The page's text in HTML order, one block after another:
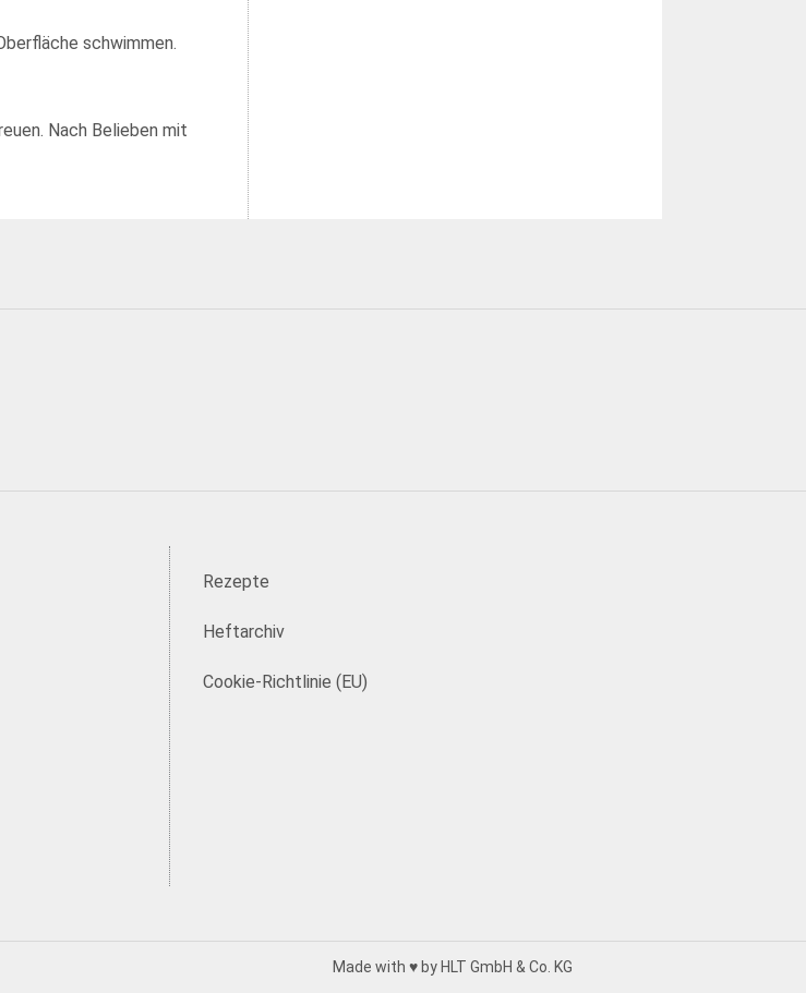
schwimmen.
Nach Belieben mit
Rezepte
Heftarchiv
Cookie-Richtlinie (EU)
Made with ♥ by HLT GmbH & Co. KG